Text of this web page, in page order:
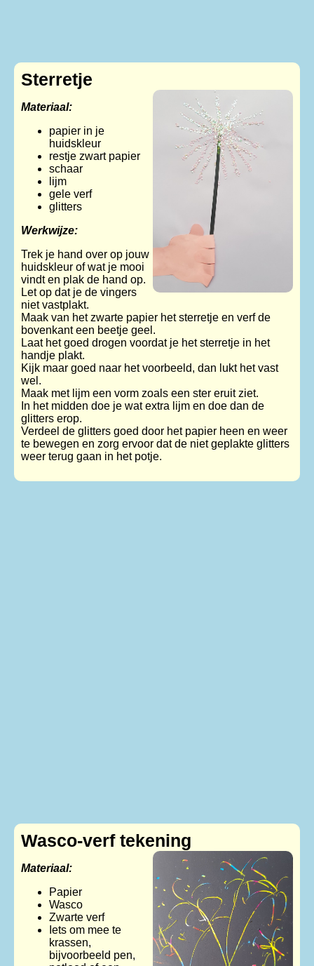
Sterretje
Materiaal:
papier in je
huidskleur
restje zwart papier
schaar
lijm
gele verf
glitters
Werkwijze:
Trek je hand over op jouw
huidskleur of wat je mooi
vindt en plak de hand op.
Let op dat je de vingers
niet vastplakt.
Maak van het zwarte papier het sterretje en verf de
bovenkant een beetje geel.
Laat het goed drogen voordat je het sterretje in het
handje plakt.
Kijk maar goed naar het voorbeeld, dan lukt het vast
wel.
Maak met lijm een vorm zoals een ster eruit ziet.
In het midden doe je wat extra lijm en doe dan de
glitters erop.
Verdeel de glitters goed door het papier heen en weer
te bewegen en zorg ervoor dat de niet geplakte glitters
weer terug gaan in het potje.
Wasco-verf tekening
Materiaal:
Papier
Wasco
Zwarte verf
Iets om mee te
krassen,
bijvoorbeeld pen,